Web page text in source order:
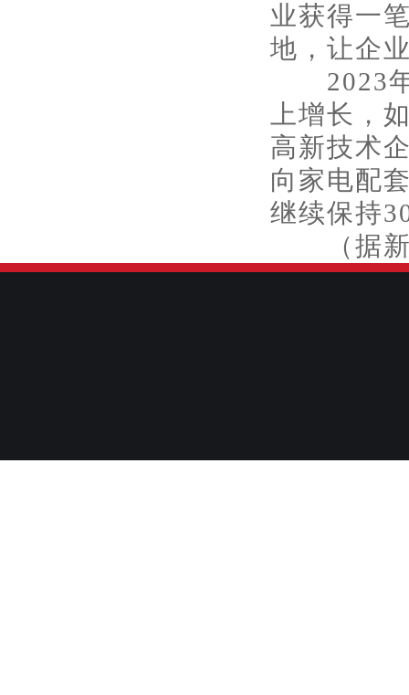
业获得一
地，让企
2023年
上增长，
高新技术
向家电配
继续保持
（据新